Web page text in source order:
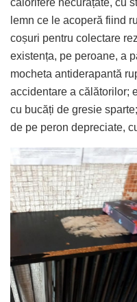
lemn ce le acoperă fiind
coșuri pentru colectare
existența, pe peroane, a
mocheta antiderapantă
accidentare a călătorilor;
cu bucăți de gresie
de pe peron depreciate,